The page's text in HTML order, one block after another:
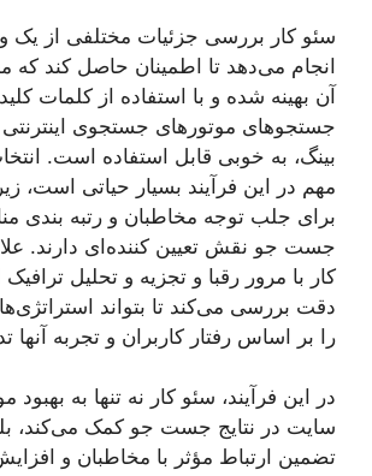
سئو کار بررسی جزئیات مختلفی از یک
انجام می‌دهد تا اطمینان حاصل کند که
آن بهینه شده و با استفاده از کلمات
جستجوهای موتورهای جستجوی اینترنتی
بینگ، به خوبی قابل استفاده است.
مهم در این فرآیند بسیار حیاتی است،
برای جلب توجه مخاطبان و رتبه بندی
جست جو نقش تعیین کننده‌ای دارند.
کار با مرور رقبا و تجزیه و تحلیل ترافیک
دقت بررسی می‌کند تا بتواند
را بر اساس رفتار کاربران و تجربه آنها
در این فرآیند، سئو کار نه تنها به
سایت در نتایج جست جو کمک می‌کند،
تضمین ارتباط مؤثر با مخاطبان و